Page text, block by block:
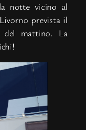
notte vicino al
prevista il
del mattino. La